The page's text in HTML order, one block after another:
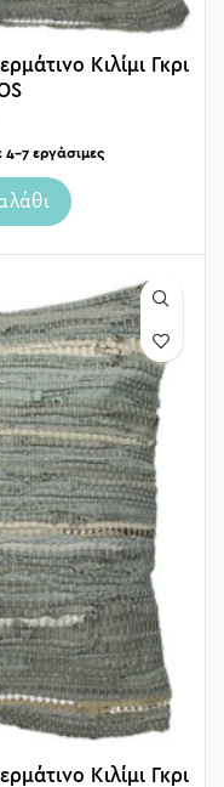
Κιλίμι Γκρι
4-7 εργάσιμες
Κιλίμι Γκρι